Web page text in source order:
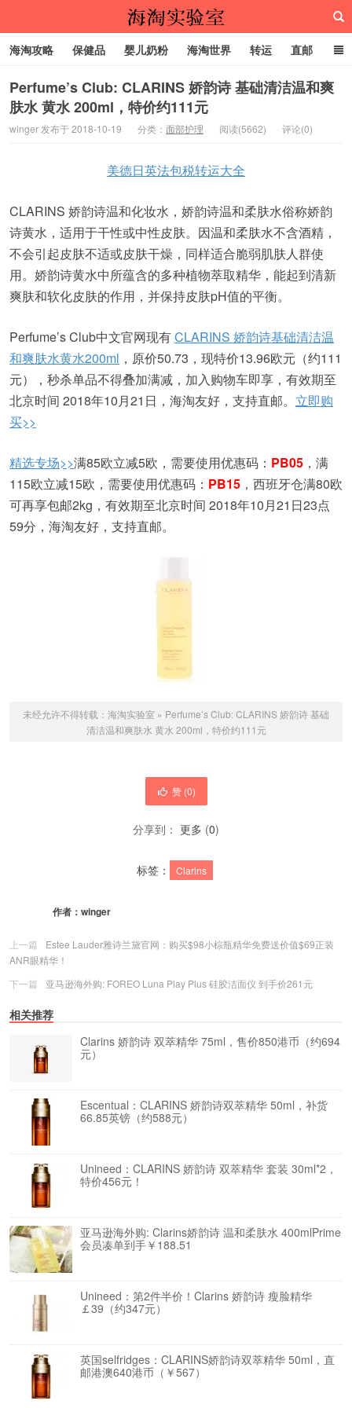
海淘实验室
海淘攻略 保健品 婴儿奶粉 海淘世界 转运 直邮
代购服务
Perfume’s Club: CLARINS 娇韵诗 基础清洁温和爽
肤水 黄水 200ml，特价约111元
winger 发布于 2018-10-19 分类： 面部护理 阅读(5662) 评论(0)
美德日英法包税转运大全
CLARINS 娇韵诗温和化妆水，娇韵诗温和柔肤水俗称娇韵
诗黄水，适用于干性或中性皮肤。因温和柔肤水不含酒精，
不会引起皮肤不适或皮肤干燥，同样适合脆弱肌肤人群使
用。娇韵诗黄水中所蕴含的多种植物萃取精华，能起到清新
爽肤和软化皮肤的作用，并保持皮肤pH值的平衡。
Perfume’s Club中文官网现有CLARINS 娇韵诗基础清洁温
和爽肤水黄水200ml ，原价50.73，现特价13.96欧元（约111
元），秒杀单品不得叠加满减，加入购物车即享，有效期至
北京时间 2018年10月21日，海淘友好，支持直邮。 立即购
买>>
精选专场>>满85欧立减5欧，需要使用优惠码： PB05 ，满
115欧立减15欧，需要使用优惠码： PB15 ，西班牙仓满80欧
可再享包邮2kg，有效期至北京时间 2018年10月21日23点
59分，海淘友好，支持直邮。
未经允许不得转载： 海淘实验室 » Perfume’s Club: CLARINS 娇韵诗 基础
清洁温和爽肤水 黄水 200ml，特价约111元
赞 (0)
分享到： 更多 (0)
标签： Clarins
作者： winger
上一篇
Estee Lauder雅诗兰黛官网：购买$98小棕瓶精华免费送价值$69正装
ANR眼精华！
下一篇
亚马逊海外购: FOREO Luna Play Plus 硅胶洁面仪 到手价261元
相关推荐
Clarins 娇韵诗 双萃精华 75ml，售价850港币（约694
元）
Escentual：CLARINS 娇韵诗双萃精华 50ml，补货
66.85英镑（约588元）
Unineed：CLARINS 娇韵诗 双萃精华 套装 30ml*2，
特价456元！
亚马逊海外购: Clarins娇韵诗 温和柔肤水 400mlPrime
会员凑单到手￥188.51
Unineed：第2件半价！Clarins 娇韵诗 瘦脸精华
￡39（约347元）
英国selfridges：CLARINS娇韵诗双萃精华 50ml，直
邮港澳640港币（￥567）